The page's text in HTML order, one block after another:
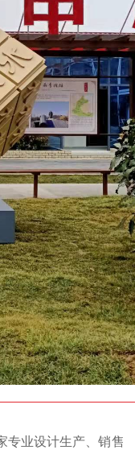
专业设计生产、销售